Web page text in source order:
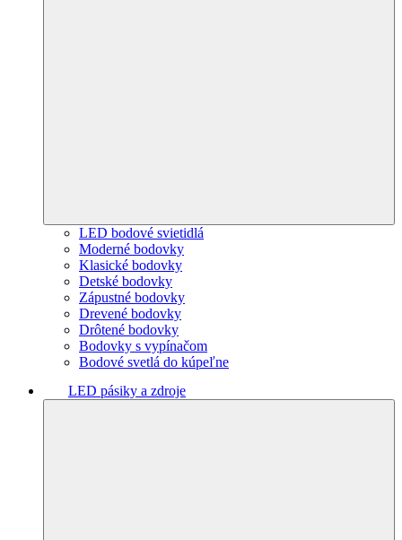
LED bodové svietidlá
Moderné bodovky
Klasické bodovky
Detské bodovky
Zápustné bodovky
Drevené bodovky
Drôtené bodovky
Bodovky s vypínačom
Bodové svetlá do kúpeľne
LED pásiky a zdroje